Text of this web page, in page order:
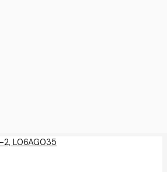
L06AG035